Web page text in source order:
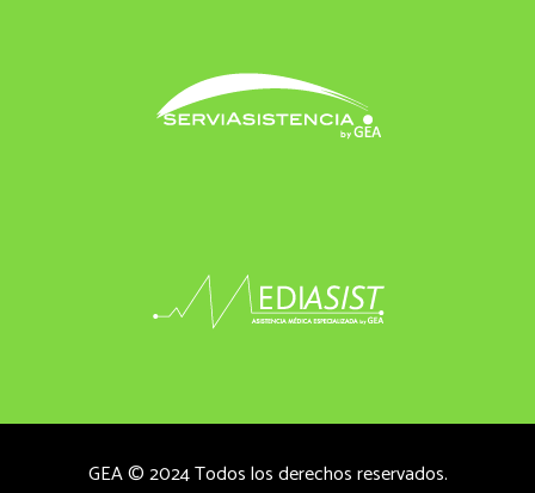
GEA © 2024 Todos los derechos reservados.